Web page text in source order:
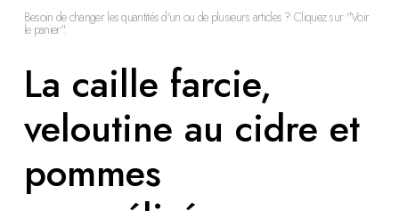
Besoin de changer les quantités d'un ou de plusieurs articles ? Cliquez sur "Voir
le panier".
La caille farcie,
veloutine au cidre et
pommes